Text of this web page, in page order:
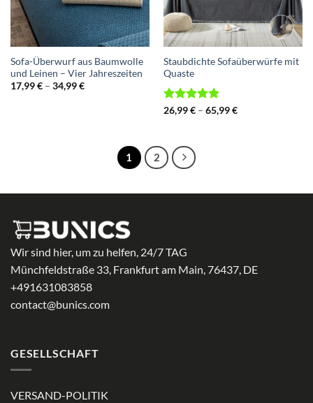
Sofa-Überwurf aus Baumwolle
und Leinen – Vier Jahreszeiten
17,99€ – 34,99€Preisspanne:
Staubdichte Sofaüberwürfe mit
Quaste
Bewertet
26,99€ – 65,99€Preisspanne:
1 2
Wir sind hier, um zu helfen, 24/7 TAG
Münchfeldstraße 33, Frankfurt am Main, 76437, DE
+491631083858
contact@bunics.com
GESELLSCHAFT
VERSAND-POLITIK